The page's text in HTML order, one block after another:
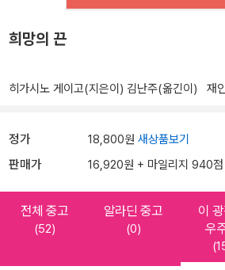
희망의 끈
히가시노 게이고(지은이) 김난주(옮긴이) 재
정가 18,800원 새상품보기
판매가 16,920원 + 마일리지 940점
전체 중고
(52)
알라딘 중고
(0)
이
우